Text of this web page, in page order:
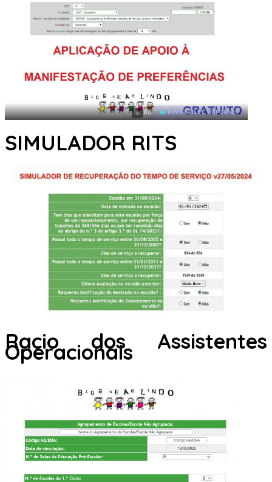
× AD POWERED BY WEFORADS
SIMULADOR RITS
Racio dos Assistentes
Operacionais